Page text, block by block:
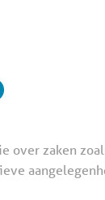
over zaken